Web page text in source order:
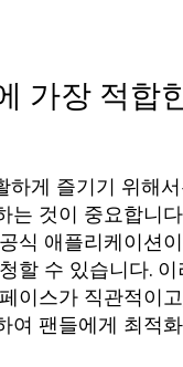
가장 적합
게 즐기기 위해
는 것이 중요합니
식 애플리케이션
할 수 있습니다.
이스가 직관적이
여 팬들에게 최적